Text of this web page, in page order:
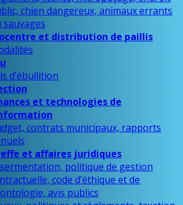
chien dangereux, animaux errants
sauvages
et distribution de paillis
d’ébullition
et technologies de
contrats municipaux, rapports
et affaires juridiques
politique de gestion
code d’éthique et de
avis publics